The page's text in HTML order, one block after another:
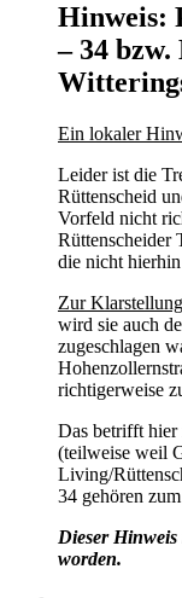
Hinweis:
– 34
Ein lokaler
Leider ist die
Rüttenscheid
Vorfeld nicht
Rüttenscheider
die nicht
Zur
wird sie auch
zugeschlagen
richtigerweise
Das betrifft hier
(teilweise weil
Living/
34 gehören
Dieser
worden.